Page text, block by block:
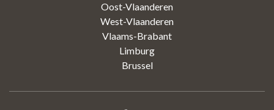
Oost-Vlaanderen
West-Vlaanderen
Vlaams-Brabant
Limburg
Brussel